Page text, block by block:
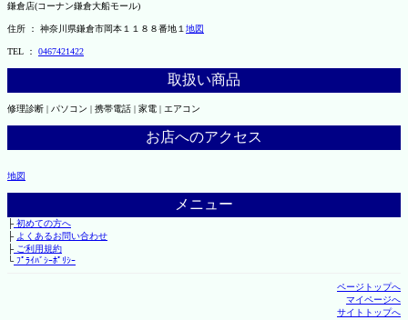
鎌倉店(コーナン鎌倉大船モール)
住所 ： 神奈川県鎌倉市岡本１１８８番地１ 地図
TEL ： 0467421422
取扱い商品
修理診断 | パソコン | 携帯電話 | 家電 | エアコン
お店へのアクセス
地図
メニュー
├初めての方へ
├ よくあるお問い合わせ
├ご利用規約
└ﾌﾟﾗｲﾊﾞｼｰﾎﾟﾘｼｰ
ページトップへ
マイページへ
サイトトップへ